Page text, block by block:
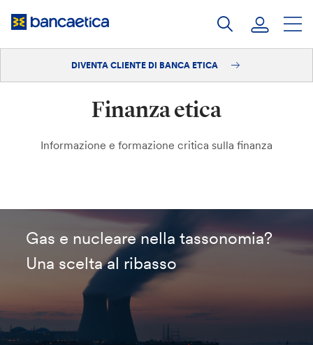
DIVENTA CLIENTE DI BANCA ETICA
Finanza etica
Informazione e formazione critica sulla finanza
Gas e nucleare nella tassonomia?
Una scelta al ribasso